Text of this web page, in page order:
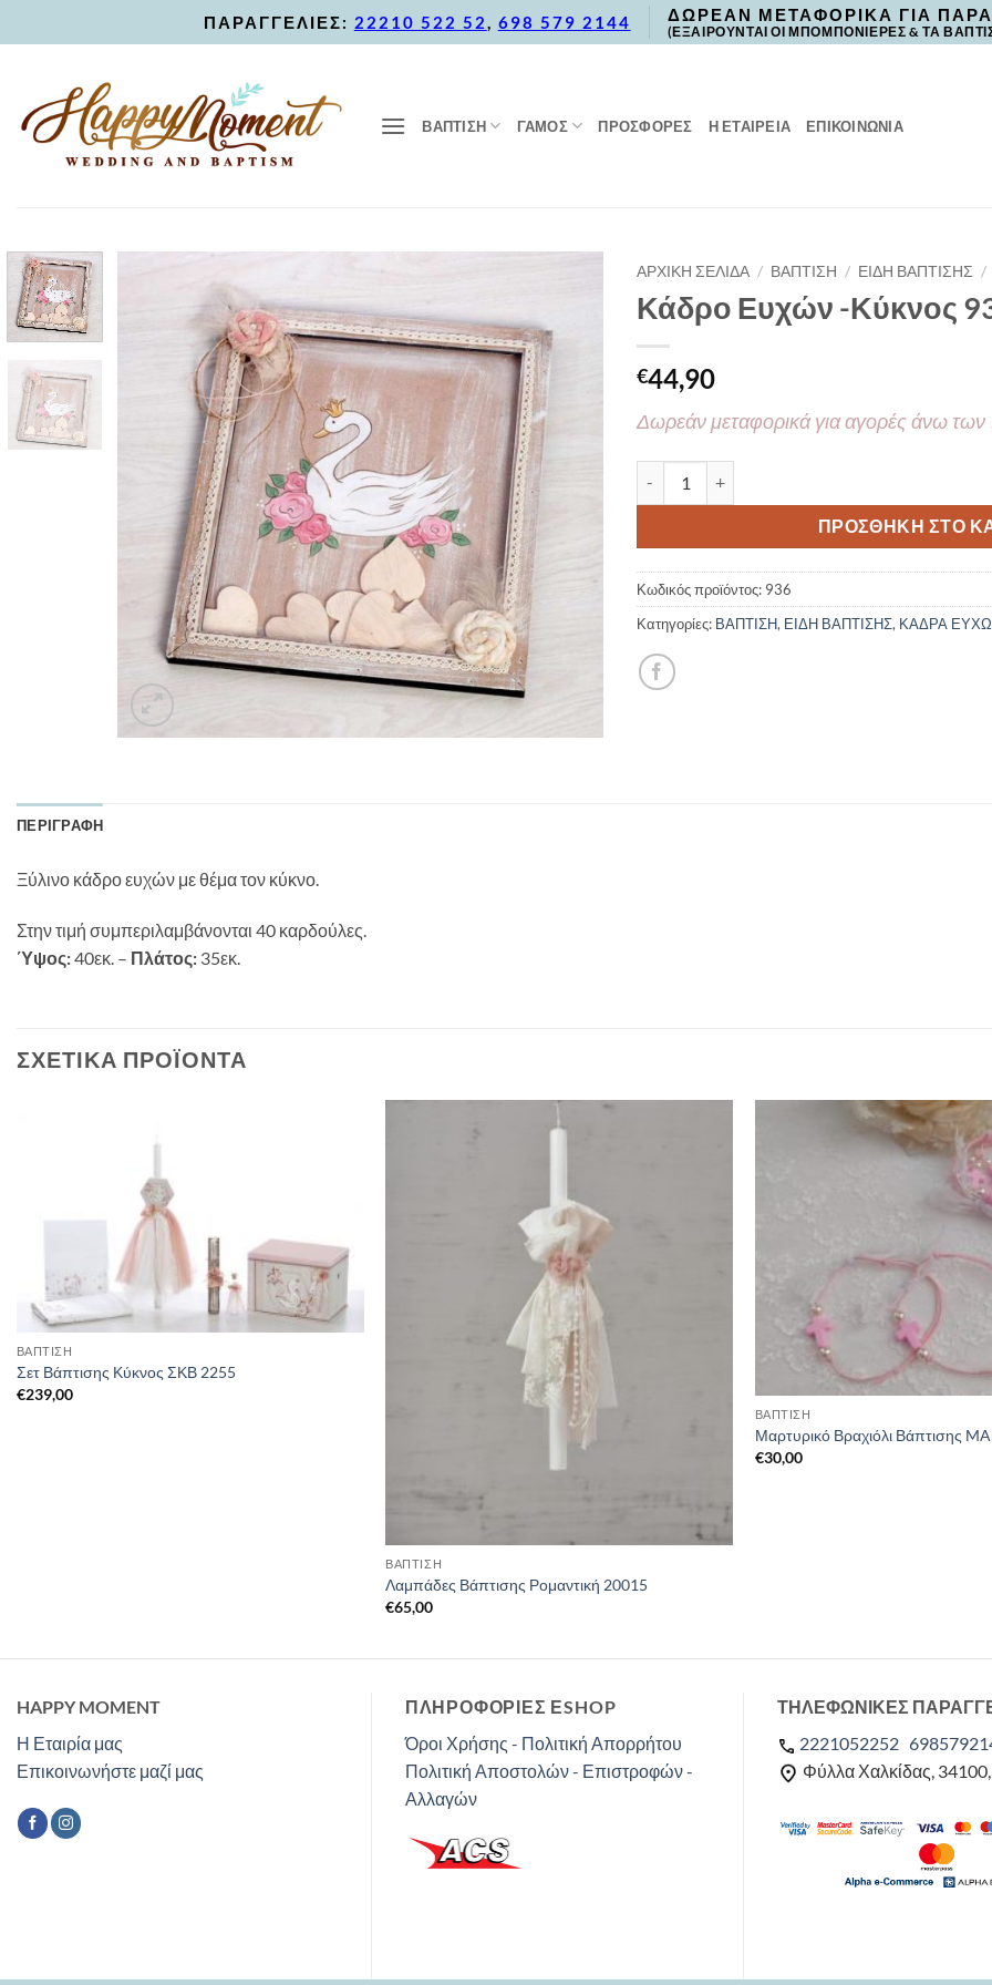
to
ΠΑΡΑΓΓΕΛΙΕΣ: 22210 522 52, 698 579 2144 ΔΩΡΕΑΝ ΜΕΤΑΦΟΡΙΚΑ ΓΙΑ
(ΕΞΑΙΡΟΥΝΤΑΙ ΟΙ ΜΠΟΜΠΟΝΙΕΡΕΣ & ΤΑ
ΒΑΠΤΙΣΗ ΓΑΜΟΣ ΠΡΟΣΦΟΡΈΣ Η ΕΤΑΙΡΕΙΑ ΕΠΙΚΟΙΝΩΝΙΑ
ΑΡΧΙΚΉ ΣΕΛΊΔΑ / ΒΑΠΤΙΣΗ / ΕΙΔΗ ΒΑΠΤΙΣΗΣ /
Κάδρο Ευχών -Κύκνος
€44,90
Δωρεάν μεταφορικά για αγορές άνω
ΠΡΟΣΘΉΚΗ ΣΤΟ
Κωδικός προϊόντος: 936
Κατηγορίες: ΒΑΠΤΙΣΗ, ΕΙΔΗ ΒΑΠΤΙΣΗΣ, ΚΑΔΡΑ
ΠΕΡΙΓΡΑΦΉ
Ξύλινο κάδρο ευχών με θέμα τον κύκνο.
Στην τιμή συμπεριλαμβάνονται 40 καρδούλες.
Ύψος:40εκ. – Πλάτος: 35εκ.
ΣΧΕΤΙΚΆ ΠΡΟΪΌΝΤΑ
ΒΑΠΤΙΣΗ
Σετ Βάπτισης Κύκνος ΣΚΒ 2255
€239,00
ΒΑΠΤΙΣΗ
Λαμπάδες Βάπτισης Ρομαντική 20015
€65,00
ΒΑΠΤΙΣΗ
Μαρτυρικό Βραχιόλι Βάπτισης
€30,00
HAPPY MOMENT
Η Εταιρία μας
Επικοινωνήστε μαζί μας
ΠΛΗΡΟΦΟΡΙΕΣ ΕSHOP
Όροι Χρήσης - Πολιτική Απορρήτου
Πολιτική Αποστολών - Επιστροφών -
Αλλαγών
ΤΗΛΕΦΩΝΙΚΕΣ
2221052252
Φύλλα Χαλκίδας,